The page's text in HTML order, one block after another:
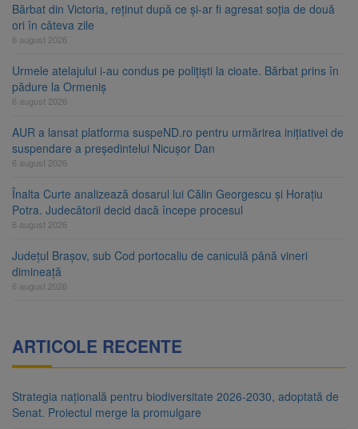
Bărbat din Victoria, reținut după ce și-ar fi agresat soția de două
ori în câteva zile
6 august 2026
Urmele atelajului i-au condus pe polițiști la cioate. Bărbat prins în
pădure la Ormeniș
6 august 2026
AUR a lansat platforma suspeND.ro pentru urmărirea inițiativei de
suspendare a președintelui Nicușor Dan
6 august 2026
Înalta Curte analizează dosarul lui Călin Georgescu și Horațiu
Potra. Judecătorii decid dacă începe procesul
6 august 2026
Județul Brașov, sub Cod portocaliu de caniculă până vineri
dimineață
6 august 2026
ARTICOLE RECENTE
Strategia națională pentru biodiversitate 2026-2030, adoptată de
Senat. Proiectul merge la promulgare